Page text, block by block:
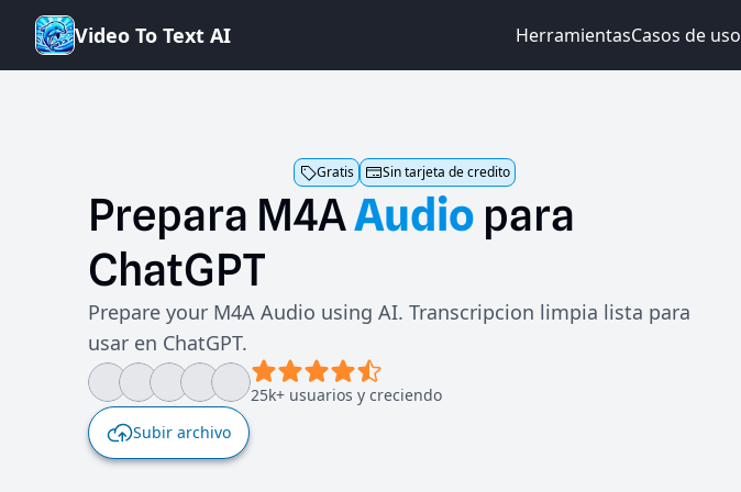
Video To Text AI HerramientasCasos de uso
Gratis Sin tarjeta de credito
Prepara M4AAudio para
ChatGPT
Prepare your M4A Audio using AI. Transcripcion limpia lista para
usar en ChatGPT.
25k+ usuarios y creciendo
Subir archivo